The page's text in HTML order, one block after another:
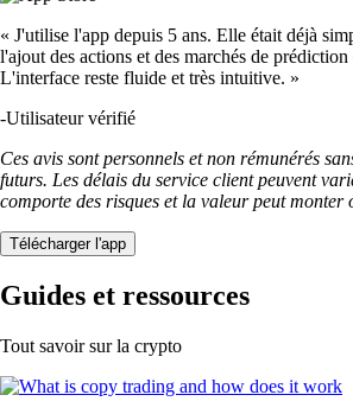
« J'utilise l'app depuis 5 ans. Elle était déjà
l'ajout des actions et des marchés de
L'interface reste fluide et très intuitive. »
-Utilisateur vérifié
Ces avis sont personnels et non rémunérés
futurs. Les délais du service client peuvent
comporte des risques et la valeur peut monter
Télécharger l'app
Guides et ressources
Tout savoir sur la crypto